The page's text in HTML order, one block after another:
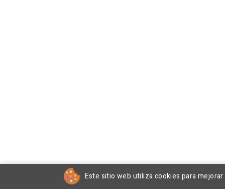
Este sitio web utiliza cookies para